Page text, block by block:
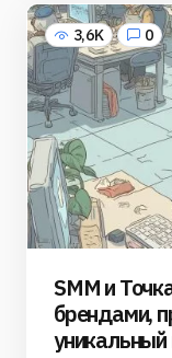
3,6K 0
SMM и
брендами,